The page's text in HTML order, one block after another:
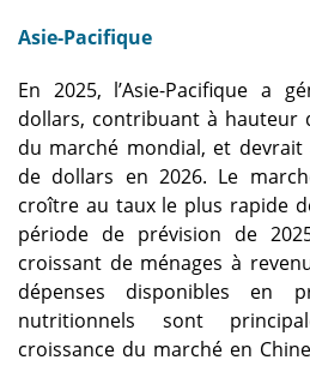
Asie-Pacifique
En 2025, l’Asie-Pacifique a
dollars, contribuant à hauteur
du marché mondial, et
de dollars en 2026. Le
croître au taux le plus rapide
période de prévision de
croissant de ménages à
dépenses disponibles en
nutritionnels sont
croissance du marché en